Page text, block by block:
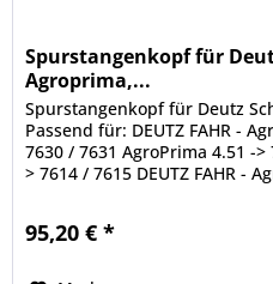
Spurstangenkopf für
Agroprima,...
Spurstangenkopf für Deutz
Passend für: DEUTZ FAHR -
7630 / 7631 AgroPrima 4.51 -
> 7614 / 7615 DEUTZ FAHR -
95,20 € *